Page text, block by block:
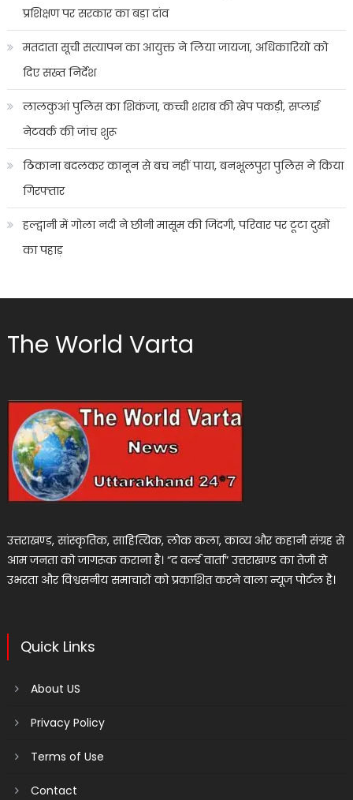
प्रशिक्षण पर सरकार का बड़ा दांव
मतदाता सूची सत्यापन का आयुक्त ने लिया जायजा, अधिकारियों को
दिए सख्त निर्देश
लालकुआं पुलिस का शिकंजा, कच्ची शराब की खेप पकड़ी, सप्लाई
नेटवर्क की जांच शुरू
ठिकाना बदलकर कानून से बच नहीं पाया, बनभूलपुरा पुलिस ने किया
गिरफ्तार
हल्द्वानी में गोला नदी ने छीनी मासूम की जिंदगी, परिवार पर टूटा दुखों
का पहाड़
The World Varta
उत्तराखण्ड, सांस्कृतिक, साहित्यिक, लोक कला, काव्य और कहानी संग्रह से
आम जनता को जागरूक कराना है। “द वर्ल्ड वार्ता” उत्तराखण्ड का तेजी से
उभरता और विश्वसनीय समाचारों को प्रकाशित करने वाला न्यूज पोर्टल है।
Quick Links
About US
Privacy Policy
Terms of Use
Contact